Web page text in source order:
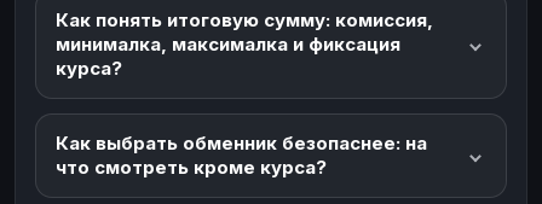
Как понять итоговую сумму: комиссия,
минималка, максималка и фиксация
курса?
Как выбрать обменник безопаснее: на
что смотреть кроме курса?